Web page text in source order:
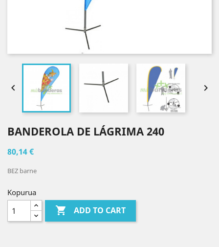
 
BANDEROLA DE LÁGRIMA 240
80,14 €
BEZ barne
Kopurua
 ADD TO CART